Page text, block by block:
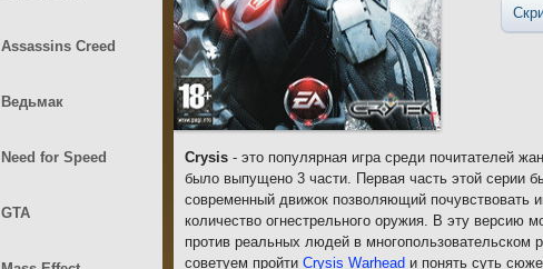
Crysis - это популярная игра среди почитателей
было выпущено 3 части. Первая часть этой серии
современный движок позволяющий почувствовать
количество огнестрельного оружия. В эту версию
против реальных людей в
советуем пройти Crysis Warhead и понять суть
Assassins Creed
Ведьмак
Need for Speed
GTA